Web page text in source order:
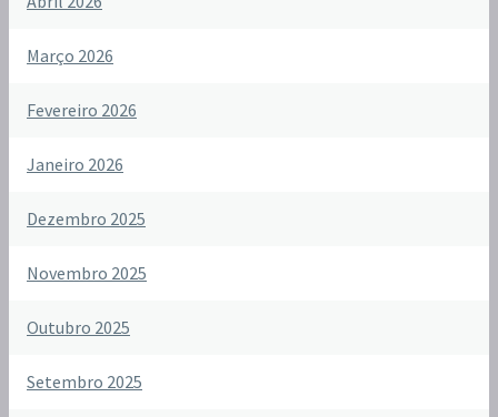
Março 2026
Fevereiro 2026
Janeiro 2026
Dezembro 2025
Novembro 2025
Outubro 2025
Setembro 2025